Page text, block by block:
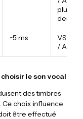
plupart
des
~5 ms
VST3 /
/ AAX
le son vocal
des timbres
choix influence
être effectué